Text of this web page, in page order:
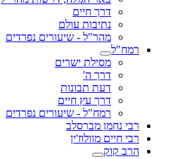
דרך חיים
נתיבות עולם
מהר"ל - שיעורים נפרדים
רמח"ל
מסילת ישרים
דרך ה'
דעת תבונות
דרך עץ חיים
רמח"ל - שיעורים נפרדים
רבי נחמן מברסלב
רבי חיים מוולוז'ין
הרב קוק